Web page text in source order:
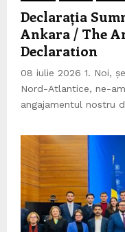
Declarația
Ankara / The
Declaration
08 iulie 2026 1. Noi,
Nord-Atlantice, ne-
angajamentul nostru